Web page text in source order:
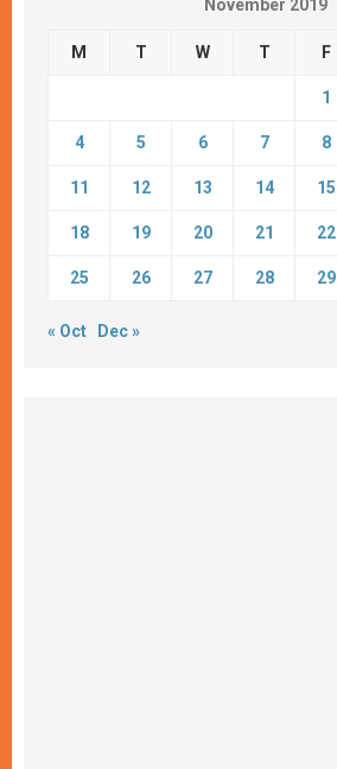
November 2019
M T W T F
1
4 5 6 7 8
11 12 13 14 15
18 19 20 21 22
25 26 27 28 29
« Oct Dec »